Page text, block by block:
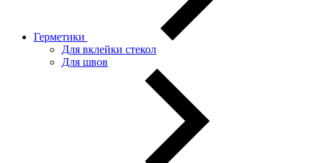
Герметики
Для вклейки стекол
Для швов